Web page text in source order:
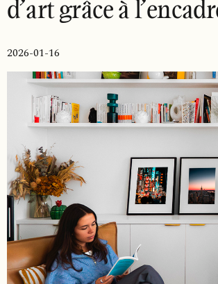
d’art grâce à
2026-01-16